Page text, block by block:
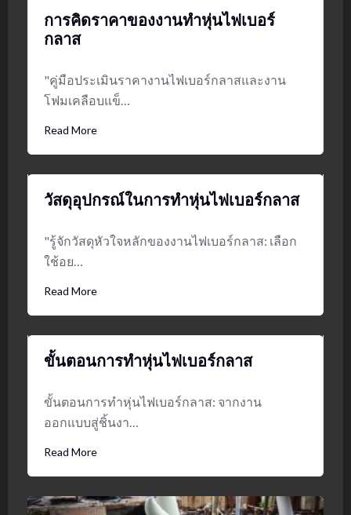
การคิดราคาของงานทำหุ่นไฟเบอร์
กลาส
"คู่มือประเมินราคางานไฟเบอร์กลาสและงาน
โฟมเคลือบแข็…
Read More
วัสดุอุปกรณ์ในการทำหุ่นไฟเบอร์กลาส
"รู้จักวัสดุหัวใจหลักของงานไฟเบอร์กลาส: เลือก
ใช้อย…
Read More
ขั้นตอนการทำหุ่นไฟเบอร์กลาส
ขั้นตอนการทำหุ่นไฟเบอร์กลาส: จากงาน
ออกแบบสู่ชิ้นงา…
Read More